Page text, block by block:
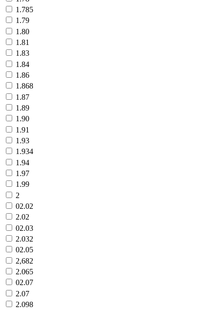
1.785
1.79
1.80
1.81
1.83
1.84
1.86
1.868
1.87
1.89
1.90
1.91
1.93
1.934
1.94
1.97
1.99
2
02.02
2.02
02.03
2.032
02.05
2,682
2.065
02.07
2.07
2.098